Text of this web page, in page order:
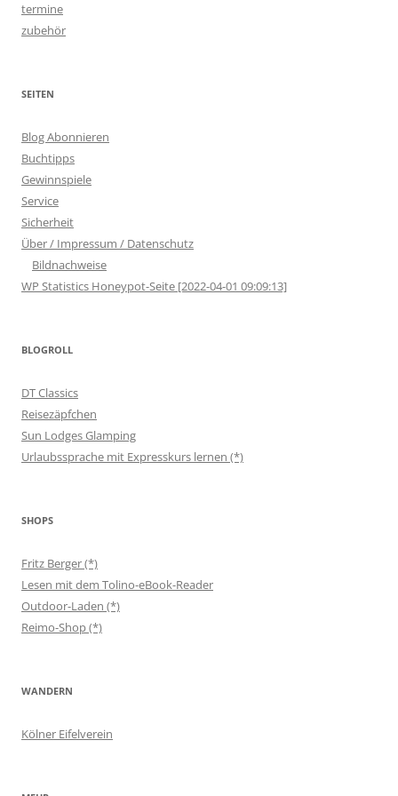
termine
zubehör
SEITEN
Blog Abonnieren
Buchtipps
Gewinnspiele
Service
Sicherheit
Über / Impressum / Datenschutz
Bildnachweise
WP Statistics Honeypot-Seite [2022-04-01 09:09:13]
BLOGROLL
DT Classics
Reisezäpfchen
Sun Lodges Glamping
Urlaubssprache mit Expresskurs lernen (*)
SHOPS
Fritz Berger (*)
Lesen mit dem Tolino-eBook-Reader
Outdoor-Laden (*)
Reimo-Shop (*)
WANDERN
Kölner Eifelverein